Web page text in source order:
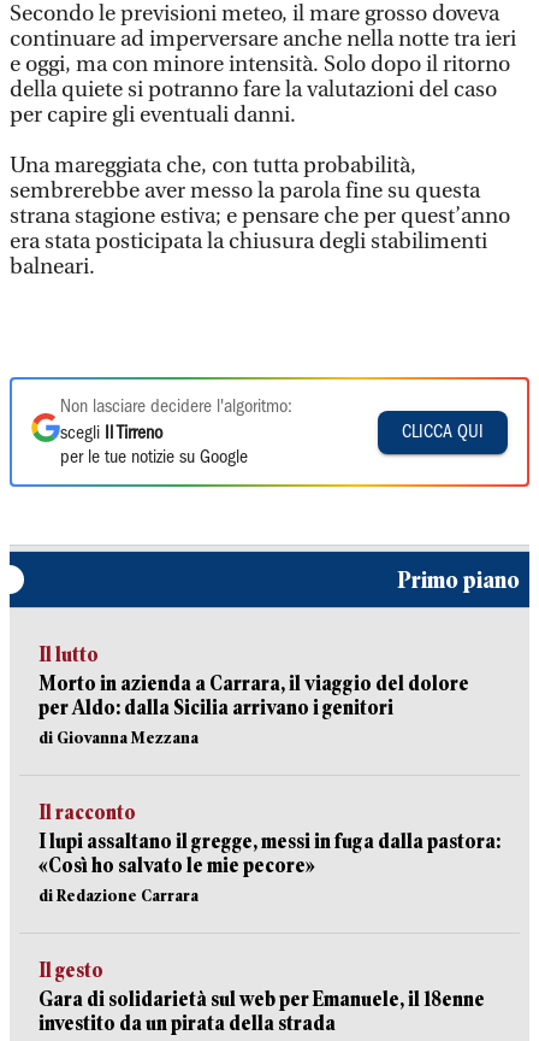
Secondo le previsioni meteo, il mare grosso doveva
continuare ad imperversare anche nella notte tra ieri
e oggi, ma con minore intensità. Solo dopo il ritorno
della quiete si potranno fare la valutazioni del caso
per capire gli eventuali danni.
Una mareggiata che, con tutta probabilità,
sembrerebbe aver messo la parola fine su questa
strana stagione estiva; e pensare che per quest’anno
era stata posticipata la chiusura degli stabilimenti
balneari.
Non lasciare decidere l'algoritmo:
scegli
Il Tirreno
per le tue notizie su Google
CLICCA QUI
Primo piano
Il lutto
Morto in azienda a Carrara, il viaggio del dolore
per Aldo: dalla Sicilia arrivano i genitori
di Giovanna Mezzana
Il racconto
I lupi assaltano il gregge, messi in fuga dalla pastora:
«Così ho salvato le mie pecore»
di Redazione Carrara
Il gesto
Gara di solidarietà sul web per Emanuele, il 18enne
investito da un pirata della strada